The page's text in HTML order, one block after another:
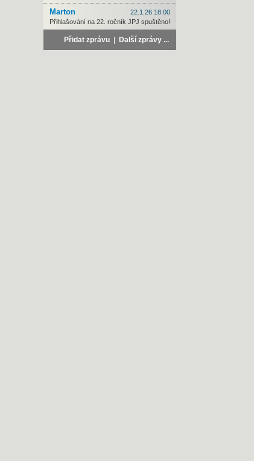
Marton
22.1.26 18:00
Přihlašování na 22. ročník JPJ spuštěno!
Přidat zprávu Další zprávy ...